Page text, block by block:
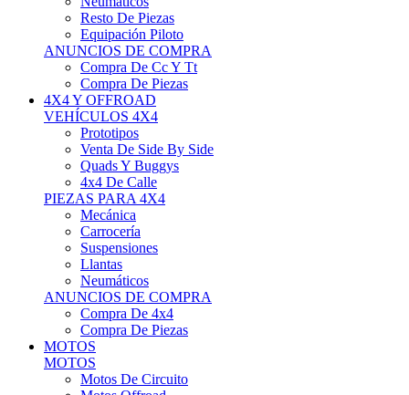
Resto De Piezas
Equipación Piloto
ANUNCIOS DE COMPRA
Compra De Cc Y Tt
Compra De Piezas
4X4 Y OFFROAD
VEHÍCULOS 4X4
Prototipos
Venta De Side By Side
Quads Y Buggys
4x4 De Calle
PIEZAS PARA 4X4
Mecánica
Carrocería
Suspensiones
Llantas
Neumáticos
ANUNCIOS DE COMPRA
Compra De 4x4
Compra De Piezas
MOTOS
MOTOS
Motos De Circuito